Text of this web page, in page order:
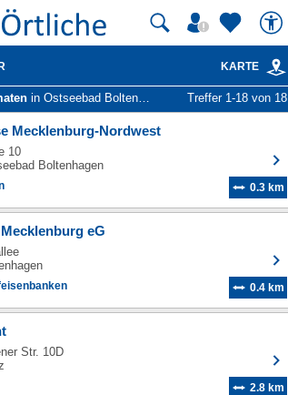
KARTE
in Ostseebad Boltenhagen Treffer 1-18 von 18
Mecklenburg-Nordwest
10
Boltenhagen
0.3 km
eG
0.4 km
Str. 10D
2.8 km